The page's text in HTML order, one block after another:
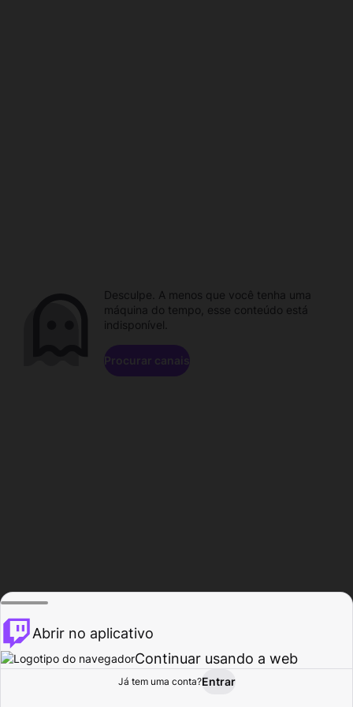
Procurar Atividade
Desculpe. A menos que você tenha uma
máquina do tempo, esse conteúdo está
indisponível.
Procurar canais
Abrir no aplicativo
Continuar usando a web
Já tem uma conta?Entrar